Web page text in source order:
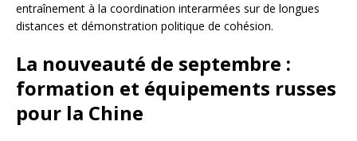
entraînement à la coordination interarmées sur de longues
distances et démonstration politique de cohésion.
La nouveauté de septembre :
formation et équipements russes
pour la Chine